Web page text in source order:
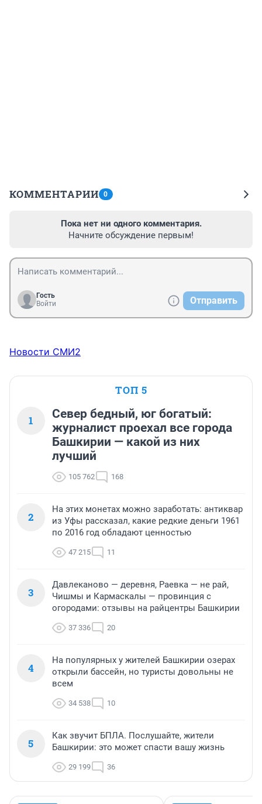
КОММЕНТАРИИ 0
Пока нет ни одного комментария.
Начните обсуждение первым!
Гость
Войти
Отправить
Новости СМИ2
ТОП 5
1
Север бедный, юг богатый:
журналист проехал все города
Башкирии — какой из них
лучший
105 762 168
2
На этих монетах можно заработать: антиквар
из Уфы рассказал, какие редкие деньги 1961
по 2016 год обладают ценностью
47 215 11
3
Давлеканово — деревня, Раевка — не рай,
Чишмы и Кармаскалы — провинция с
огородами: отзывы на райцентры Башкирии
37 336 20
4
На популярных у жителей Башкирии озерах
открыли бассейн, но туристы довольны не
всем
34 538 10
5
Как звучит БПЛА. Послушайте, жители
Башкирии: это может спасти вашу жизнь
29 199 36